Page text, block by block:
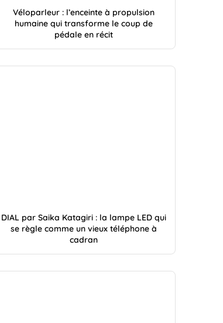
Véloparleur : l’enceinte à propulsion
humaine qui transforme le coup de
pédale en récit
DIAL par Saika Katagiri : la lampe LED qui
se règle comme un vieux téléphone à
cadran